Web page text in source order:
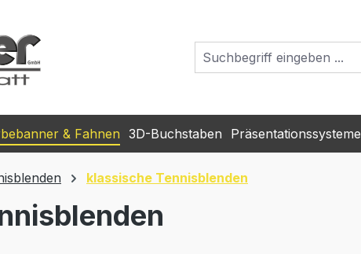
& Fahnen 3D-Buchstaben Präsentationssysteme
klassische Tennisblenden